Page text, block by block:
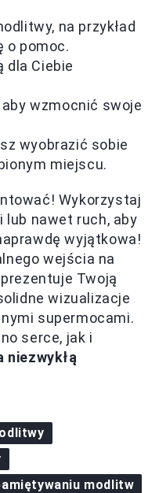
na przykład
o pomoc.
dla Ciebie
wzmocnić swoje
wyobrazić sobie
miejscu.
Wykorzystaj
lub nawet ruch, aby
wyjątkowa!
wejścia na
Twoją
wizualizacje
supermocami.
serce, jak i
niezwykłą
modlitw